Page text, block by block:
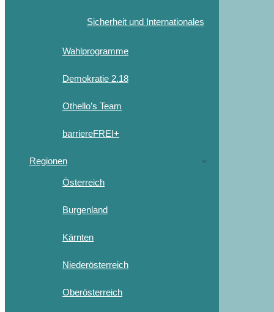
Sicherheit und Internationales
Wahlprogramme
Demokratie 2.18
Othello’s Team
barriereFREI+
Regionen
Österreich
Burgenland
Kärnten
Niederösterreich
Oberösterreich